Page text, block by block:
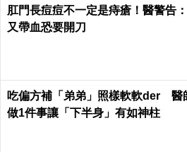
肛門長痘痘不一定是痔瘡！醫警告
又帶血恐要開刀
吃偏方補「弟弟」照樣軟軟der 醫
做1件事讓「下半身」有如神柱